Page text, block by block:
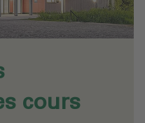
cours